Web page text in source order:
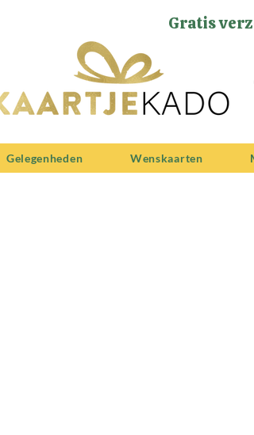
Gratis
Gelegenheden Wenskaarten